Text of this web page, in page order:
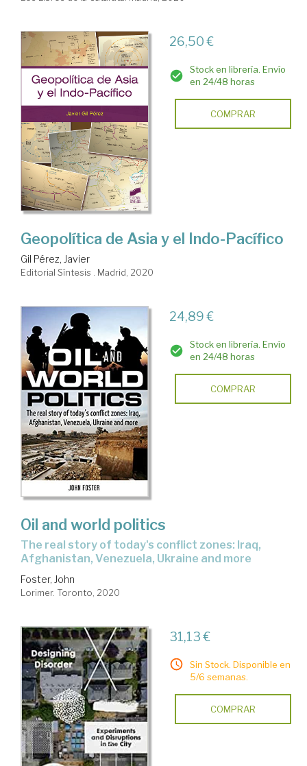
26,50 €
Stock en librería. Envío
en 24/48 horas
COMPRAR
Geopolítica de Asia y el Indo-Pacífico
Gil Pérez, Javier
Editorial Síntesis . Madrid, 2020
24,89 €
Stock en librería. Envío
en 24/48 horas
COMPRAR
Oil and world politics
The real story of today's conflict zones: Iraq,
Afghanistan, Venezuela, Ukraine and more
Foster, John
Lorimer. Toronto, 2020
31,13 €
Sin Stock. Disponible en
5/6 semanas.
COMPRAR